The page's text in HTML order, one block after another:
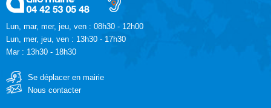
Lun, mar, mer, jeu, ven : 08h30 - 12h00
Lun, mer, jeu, ven : 13h30 - 17h30
Mar : 13h30 - 18h30
Se déplacer en mairie
Nous contacter